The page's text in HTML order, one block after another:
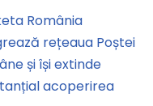
România
rețeaua Poștei
și își extinde
acoperirea